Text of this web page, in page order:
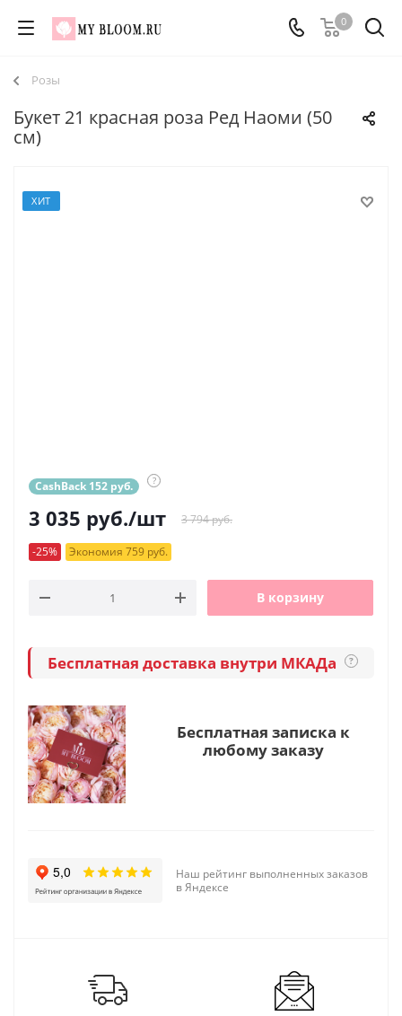
0
Розы
Букет 21 красная роза Ред Наоми (50
см)
ХИТ
CashBack 152 руб. ?
3 035 руб./шт 3 794 руб.
-25% Экономия 759 руб.
В корзину
Бесплатная доставка внутри МКАДа ?
Бесплатная записка к
любому заказу
Наш рейтинг выполненных заказов
в Яндексе